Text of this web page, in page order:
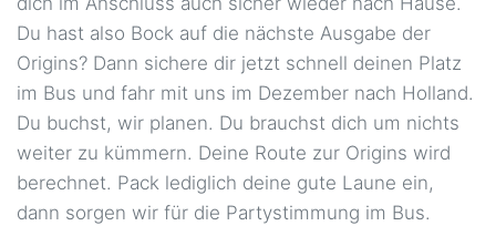
Du hast also Bock auf die nächste Ausgabe der
Origins? Dann sichere dir jetzt schnell deinen Platz
im Bus und fahr mit uns im Dezember nach Holland.
Du buchst, wir planen. Du brauchst dich um nichts
weiter zu kümmern. Deine Route zur Origins wird
berechnet. Pack lediglich deine gute Laune ein,
dann sorgen wir für die Partystimmung im Bus.